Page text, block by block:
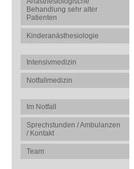
Behandlung sehr alter
Patienten
Kinderanästhesiologie
Intensivmedizin
Notfallmedizin
Im Notfall
Sprechstunden / Ambulanzen
/ Kontakt
Team